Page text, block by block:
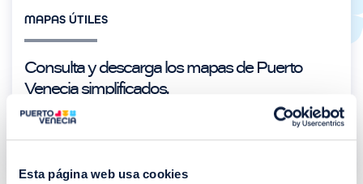
Esta página web usa cookies
MAPAS ÚTILES
Consulta y descarga los mapas de Puerto
Venecia simplificados.